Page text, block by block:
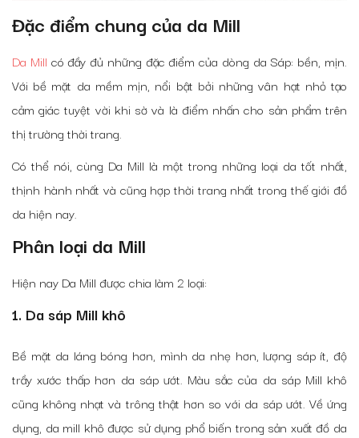
Đặc điểm chung của da Mill
Da Mill có đầy đủ những đặc điểm của dòng da Sáp: bền, mịn.
Với bề mặt da mềm mịn, nổi bật bởi những vân hạt nhỏ tạo
cảm giác tuyệt vời khi sờ và là điểm nhấn cho sản phẩm trên
thị trường thời trang.
Có thể nói, cùng Da Mill là một trong những loại da tốt nhất,
thịnh hành nhất và cũng hợp thời trang nhất trong thế giới đồ
da hiện nay.
Phân loại da Mill
Hiện nay Da Mill được chia làm 2 loại:
1. Da sáp Mill khô
Bề mặt da láng bóng hơn, mình da nhẹ hơn, lượng sáp ít, độ
trầy xước thấp hơn da sáp ướt. Màu sắc của da sáp Mill khô
cũng không nhạt và trông thật hơn so với da sáp ướt. Về ứng
dụng, da mill khô được sử dụng phổ biến trong sản xuất đồ da